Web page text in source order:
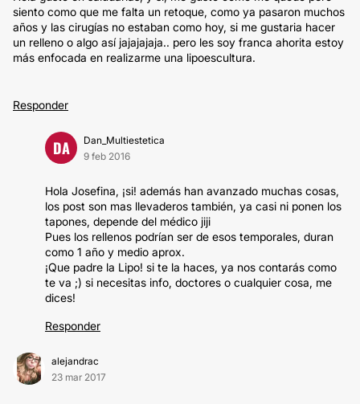
siento como que me falta un retoque, como ya pasaron muchos
años y las cirugías no estaban como hoy, si me gustaria hacer
un relleno o algo así jajajajaja.. pero les soy franca ahorita estoy
más enfocada en realizarme una lipoescultura.
Responder
DA
Dan_Multiestetica
9 feb 2016
Hola Josefina, ¡si! además han avanzado muchas cosas,
los post son mas llevaderos también, ya casi ni ponen los
tapones, depende del médico jiji
Pues los rellenos podrían ser de esos temporales, duran
como 1 año y medio aprox.
¡Que padre la Lipo! si te la haces, ya nos contarás como
te va ;) si necesitas info, doctores o cualquier cosa, me
dices!
Responder
alejandrac
23 mar 2017